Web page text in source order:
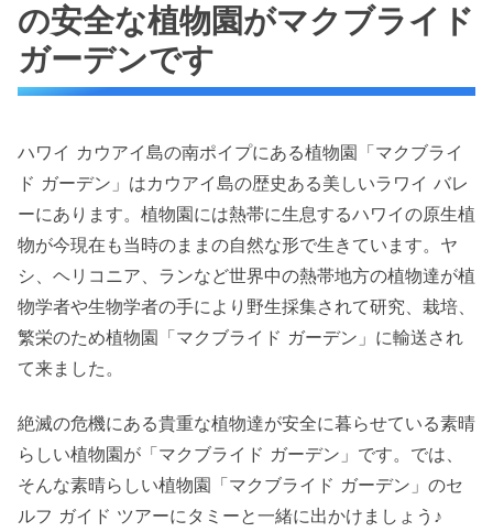
の安全な植物園がマクブライド
ガーデンです
ハワイ カウアイ島の南ポイプにある植物園「マクブライ
ド ガーデン」はカウアイ島の歴史ある美しいラワイ バレ
ーにあります。植物園には熱帯に生息するハワイの原生植
物が今現在も当時のままの自然な形で生きています。ヤ
シ、ヘリコニア、ランなど世界中の熱帯地方の植物達が植
物学者や生物学者の手により野生採集されて研究、栽培、
繁栄のため植物園「マクブライド ガーデン」に輸送され
て来ました。
絶滅の危機にある貴重な植物達が安全に暮らせている素晴
らしい植物園が「マクブライド ガーデン」です。では、
そんな素晴らしい植物園「マクブライド ガーデン」のセ
ルフ ガイド ツアーにタミーと一緒に出かけましょう♪